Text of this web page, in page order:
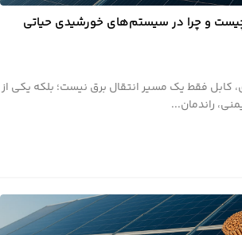
چیست و چرا در سیستم‌های خورشیدی حیاتی
فقط یک مسیر انتقال برق نیست؛ بلکه یکی از
راندمان...